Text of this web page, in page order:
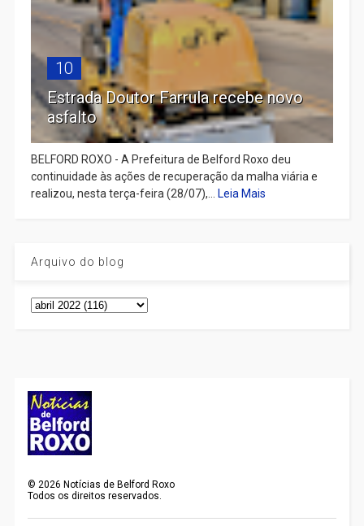
10
Estrada Doutor Farrula recebe novo
asfalto
BELFORD ROXO - A Prefeitura de Belford Roxo deu
continuidade às ações de recuperação da malha viária e
realizou, nesta terça-feira (28/07),... Leia Mais
Arquivo do blog
©2026 Notícias de Belford Roxo
Todos os direitos reservados.